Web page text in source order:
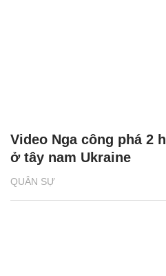
QUÂN SỰ
Video Nga công phá 2
ở tây nam Ukraine